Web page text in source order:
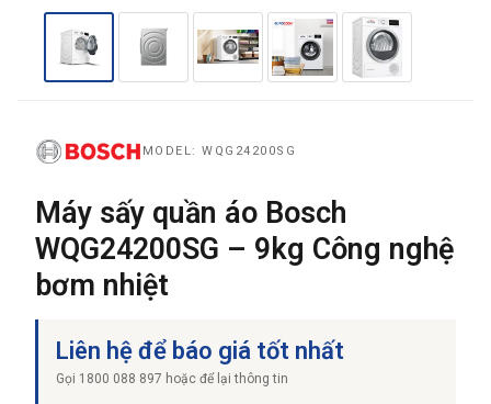
THÀNH PHỐ
NỘI DUNG YÊU CẦU
→ GỬI YÊU CẦU BÁO GIÁ
MODEL: WQG24200SG
Máy sấy quần áo Bosch
WQG24200SG – 9kg Công nghệ
bơm nhiệt
Liên hệ để báo giá tốt nhất
Gọi 1800 088 897 hoặc để lại thông tin